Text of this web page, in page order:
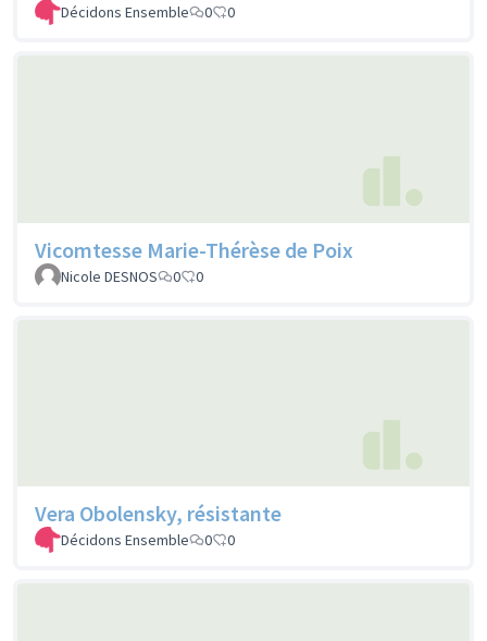
Décidons Ensemble 0 0
Vicomtesse Marie-Thérèse de Poix
Nicole DESNOS 0 0
Vera Obolensky, résistante
Décidons Ensemble 0 0